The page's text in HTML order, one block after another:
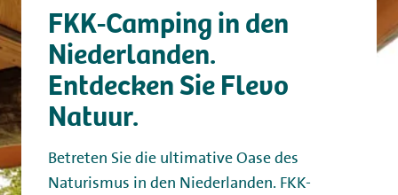
FKK-Camping in den
Niederlanden.
Entdecken Sie Flevo
Natuur.
Betreten Sie die ultimative Oase des
Naturismus in den Niederlanden. FKK-